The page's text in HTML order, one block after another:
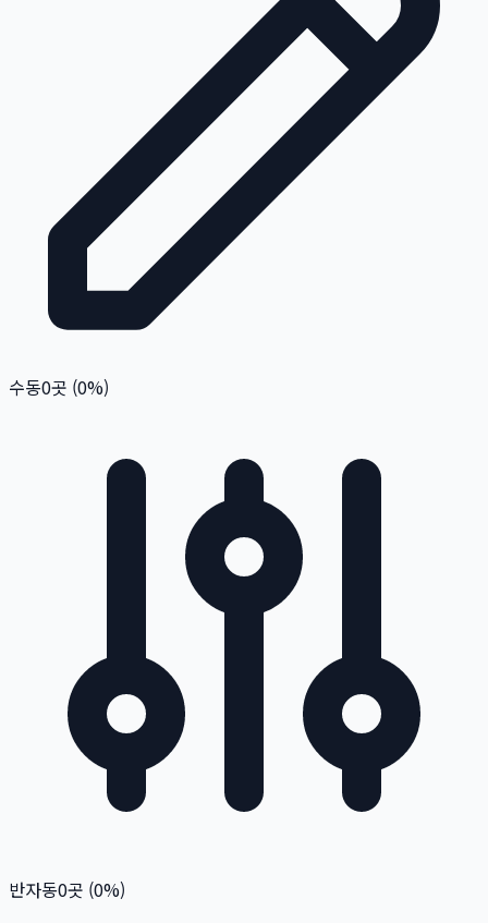
수동0곳 (0%)
반자동0곳 (0%)